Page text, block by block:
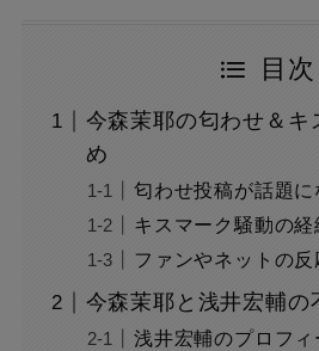
目次
今森茉耶の匂わせ＆キ
め
匂わせ投稿が話題
キスマーク騒動の
ファンやネットの反
今森茉耶と浅井宏輔の
浅井宏輔のプロフ